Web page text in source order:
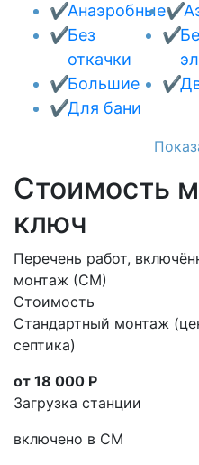
Анаэробные
Без
откачки
Большие
Для бани
Стоимость
ключ
Перечень работ,
монтаж (СМ)
Стоимость
Стандартный монтаж
септика)
от 18 000 Р
Загрузка станции
включено в СМ